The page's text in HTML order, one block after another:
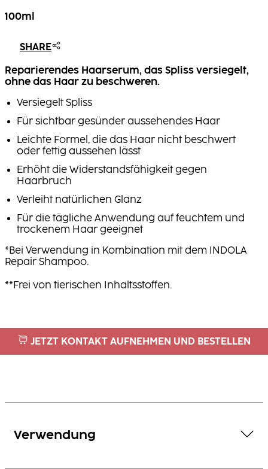
100ml
SHARE
Reparierendes Haarserum, das Spliss versiegelt,
ohne das Haar zu beschweren.
Versiegelt Spliss
Für sichtbar gesünder aussehendes Haar
Leichte Formel, die das Haar nicht beschwert
oder fettig aussehen lässt
Erhöht die Widerstandsfähigkeit gegen
Haarbruch
Verleiht natürlichen Glanz
Für die tägliche Anwendung auf feuchtem und
trockenem Haar geeignet
*Bei Verwendung in Kombination mit dem INDOLA
Repair Shampoo.
**Frei von tierischen Inhaltsstoffen.
JETZT KONTAKT AUFNEHMEN UND BESTELLEN
Verwendung